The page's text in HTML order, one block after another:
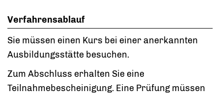
Verfahrensablauf
Sie müssen einen Kurs bei einer anerkannten
Ausbildungsstätte besuchen.
Zum Abschluss erhalten Sie eine
Teilnahmebescheinigung. Eine Prüfung müssen